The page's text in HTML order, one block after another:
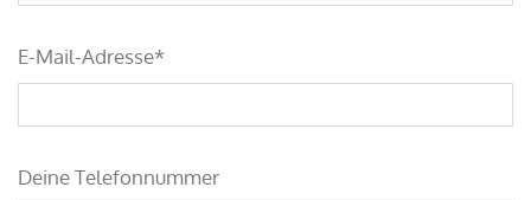
E-Mail-Adresse*
Deine Telefonnummer